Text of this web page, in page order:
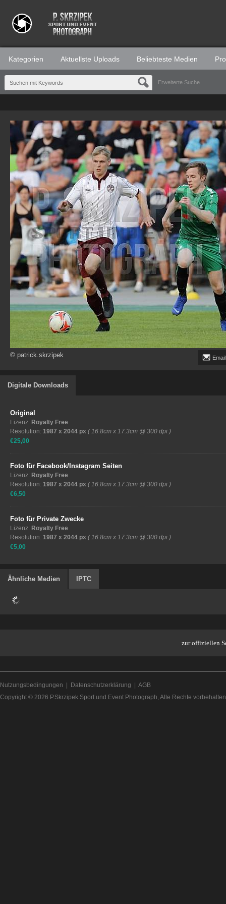
Kategorien Aktuellste Uploads Beliebteste Medien
Erweiterte Suche
© patrick.skrzipek Email
Digitale Downloads
Original
Lizenz: Royalty Free
Resolution: 1987 x 2044 px ( 16.8cm x 17.3cm @ 300 dpi )
€25,00
Foto für Facebook/Instagram Seiten
Lizenz: Royalty Free
Resolution: 1987 x 2044 px ( 16.8cm x 17.3cm @ 300 dpi )
€6,50
Foto für Private Zwecke
Lizenz: Royalty Free
Resolution: 1987 x 2044 px ( 16.8cm x 17.3cm @ 300 dpi )
€5,00
Ähnliche Medien IPTC
zur offiziellen
Nutzungsbedingungen Datenschutzerklärung
AGB
Copyright © 2026 P.Skrzipek Sport und Event Photograph, Alle Rechte